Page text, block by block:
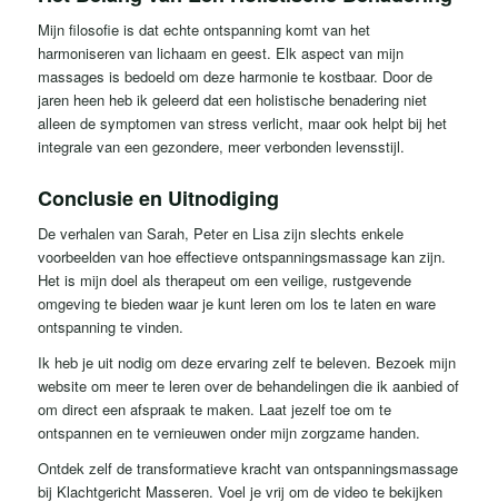
Mijn filosofie is dat echte ontspanning komt van het
harmoniseren van lichaam en geest. Elk aspect van mijn
massages is bedoeld om deze harmonie te kostbaar. Door de
jaren heen heb ik geleerd dat een holistische benadering niet
alleen de symptomen van stress verlicht, maar ook helpt bij het
integrale van een gezondere, meer verbonden levensstijl.
Conclusie en Uitnodiging
De verhalen van Sarah, Peter en Lisa zijn slechts enkele
voorbeelden van hoe effectieve ontspanningsmassage kan zijn.
Het is mijn doel als therapeut om een ​​veilige, rustgevende
omgeving te bieden waar je kunt leren om los te laten en ware
ontspanning te vinden.
Ik heb je uit nodig om deze ervaring zelf te beleven. Bezoek mijn
website om meer te leren over de behandelingen die ik aanbied of
om direct een afspraak te maken. Laat jezelf toe om te
ontspannen en te vernieuwen onder mijn zorgzame handen.
Ontdek zelf de transformatieve kracht van ontspanningsmassage
bij Klachtgericht Masseren. Voel je vrij om de video te bekijken